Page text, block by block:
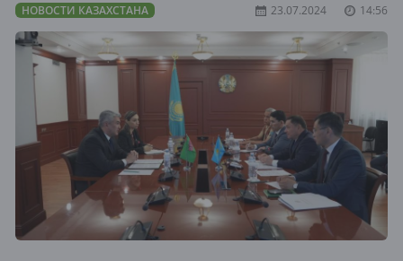
НОВОСТИ КАЗАХСТАНА 23.07.2024 14:56